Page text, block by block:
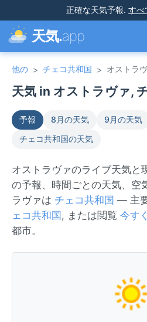
正確な天気予報. すべ
天気.app
他の > チェコ共和国 > オストラ
天気 in オストラヴァ,
予報 8月の天気 9月の天気
チェコ共和国の天気
オストラヴァのライブ天気と
の予報、時間ごとの天気、空
ラヴァは チェコ共和国 — 主
ェコ共和国 , または閲覧 今す
都市。